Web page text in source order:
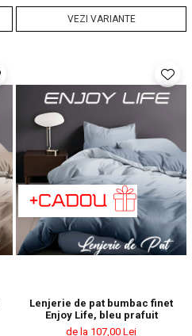
VEZI VARIANTE
Lenjerie de pat bumbac finet
Enjoy Life, bleu prafuit
de la 107,00 Lei